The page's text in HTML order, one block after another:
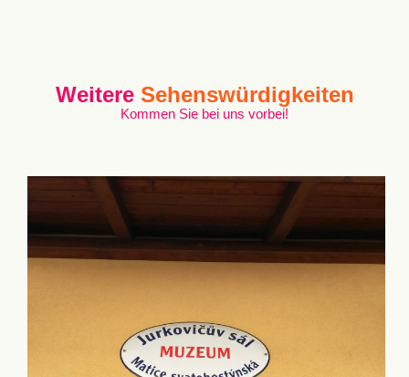
Weitere Sehenswürdigkeiten
Kommen Sie bei uns vorbei!